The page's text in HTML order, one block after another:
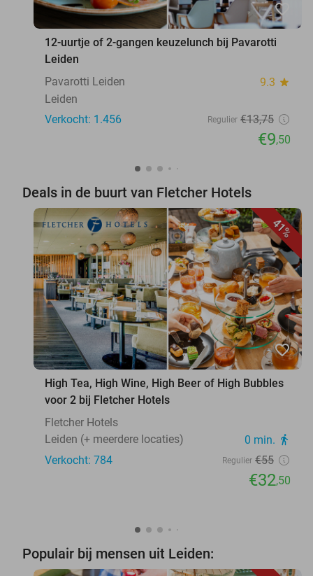
favorite_border
12-uurtje of 2-gangen keuzelunch bij Pavarotti
Leiden
Pavarotti Leiden
9.3 star
Leiden
Verkocht: 1.456
Regulier €13,75
€9,50
Deals in de buurt van Fletcher Hotels
41%
favorite_border
High Tea, High Wine, High Beer of High Bubbles
voor 2 bij Fletcher Hotels
Fletcher Hotels
Leiden (+ meerdere locaties)
0 min. directions_walk
Verkocht: 784 Regulier €55
€32,50
Populair bij mensen uit Leiden: